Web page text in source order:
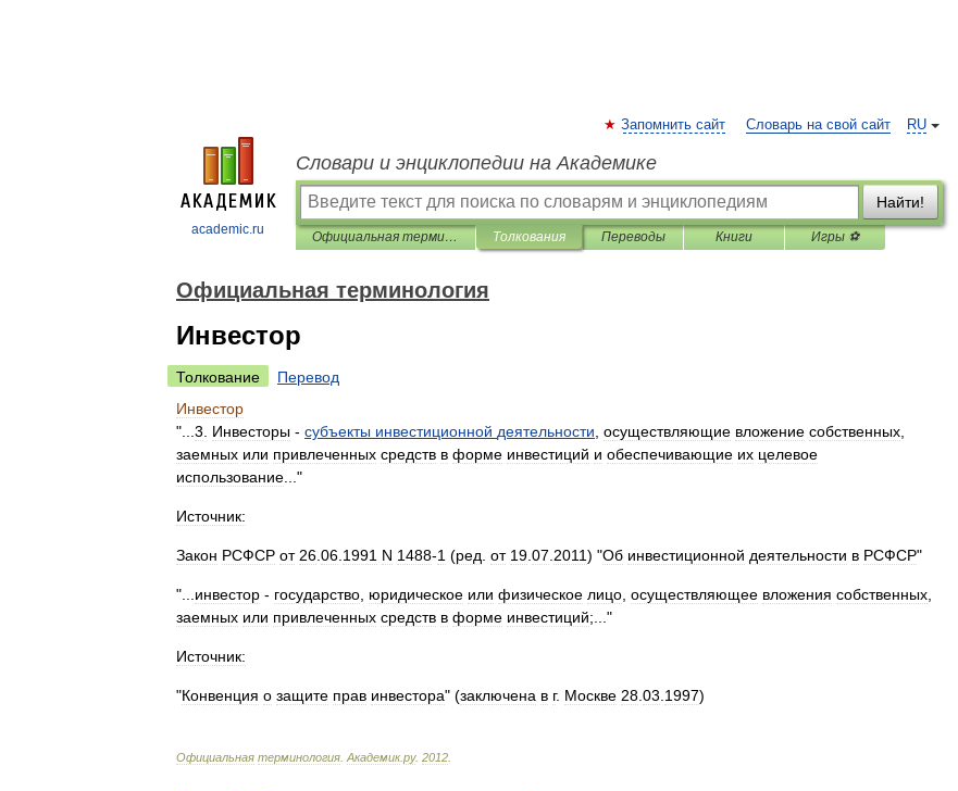
academic.ru
RU
Запомнить сайт Словарь на свой сайт
Словари и энциклопедии на Академике
Найти!
Официальная терминология Толкования Переводы Книги Игры ⚽
Официальная терминология
Инвестор
Толкование
Перевод
Инвестор
"... 3 Инвесторы - субъекты инвестиционной деятельности осуществляющие вложение собственных
заемных или привлеченных средств в форме инвестиций и обеспечивающие их целевое
использование ..."
Источник:
Закон РСФСР от 26 06 1991 N 1488-1 (ред от 19 07 2011) "Об инвестиционной деятельности в РСФСР"
"... инвестор - государство юридическое или физическое лицо осуществляющее вложения собственных
заемных или привлеченных средств в форме инвестиций;..."
Источник:
"Конвенция о защите прав инвестора" (заключена в г. Москве 28 03 1997)
Официальная терминология Академик.ру. 2012